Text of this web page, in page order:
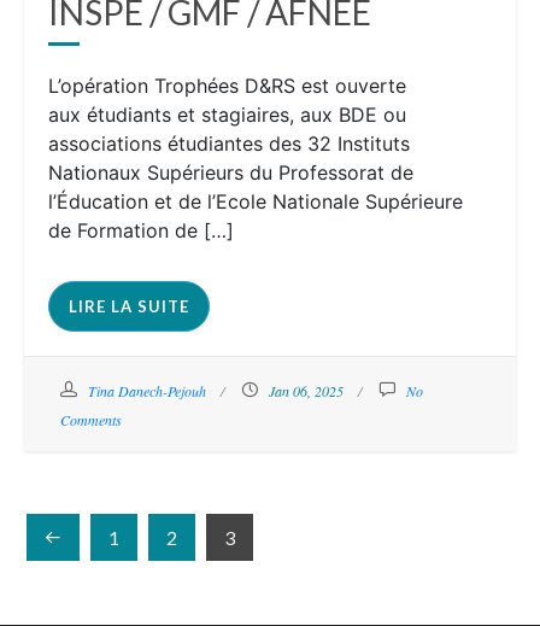
INSPÉ / GMF / AFNEE
L’opération Trophées D&RS est ouverte
aux étudiants et stagiaires, aux BDE ou
associations étudiantes des 32 Instituts
Nationaux Supérieurs du Professorat de
l’Éducation et de l’Ecole Nationale Supérieure
de Formation de […]
LIRE LA SUITE
Tina Danech-Pejouh Jan 06, 2025
No
Comments
Pagination
1 2 3